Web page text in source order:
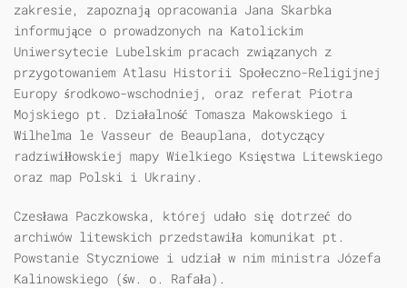
zakresie, zapoznają opracowania Jana Skarbka
informujące o prowadzonych na Katolickim
Uniwersytecie Lubelskim pracach związanych z
przygotowaniem Atlasu Historii Społeczno-Religijnej
Europy środkowo-wschodniej, oraz referat Piotra
Mojskiego pt. Działalność Tomasza Makowskiego i
Wilhelma le Vasseur de Beauplana, dotyczący
radziwiłłowskiej mapy Wielkiego Księstwa Litewskiego
oraz map Polski i Ukrainy.
Czesława Paczkowska, której udało się dotrzeć do
archiwów litewskich przedstawiła komunikat pt.
Powstanie Styczniowe i udział w nim ministra Józefa
Kalinowskiego (św. o. Rafała).